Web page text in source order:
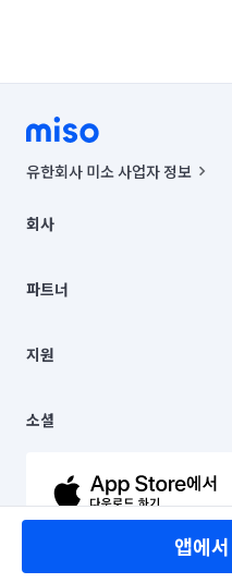
앱에
유한회사 미소 사업자 정보
00019 |
주소 | 본사: 서울특별시 종로구
컨택센터 : 서울특별시 종로구 수
상품, 상품정보, 거래에 관한 의무
언론 보도 관련 문의:
© 유한회사 미소. Miso, Inc. All
회사
채용
파트너
이사
지원
이용약관
문의하기
소셜
유튜브